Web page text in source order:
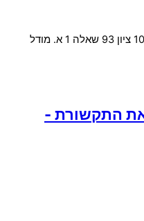
ממ״ן 11- מבוא ללימודי תקשורת 10408 ציון 93 שאלה 1 א. מודל
התקשורת -